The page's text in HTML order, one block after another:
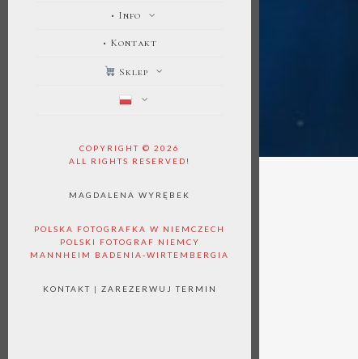
• Info
• Kontakt
Sklep
COPYRIGHT © 2026
ALL RIGHTS RESERVED!
MAGDALENA WYRĘBEK
POLSKA FOTOGRAFKA W NIEMCZECH
POLSKI FOTOGRAF NIEMCY
MANNHEIM BADENIA-WIRTEMBERGIA
KONTAKT | ZAREZERWUJ TERMIN